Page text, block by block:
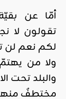
أمّا عن
تقولون لا
لكم نعم لن
ولا من
والبلد تحت
مختطفٌ